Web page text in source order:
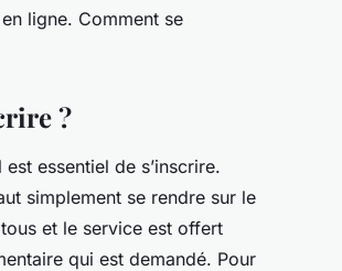
ligne. Comment se
?
essentiel de s’inscrire.
simplement se rendre sur le
et le service est offert
qui est demandé. Pour